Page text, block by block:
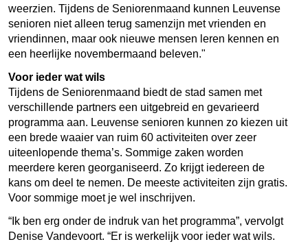
weerzien. Tijdens de Seniorenmaand kunnen Leuvense
senioren niet alleen terug samenzijn met vrienden en
vriendinnen, maar ook nieuwe mensen leren kennen en
een heerlijke novembermaand beleven."
Voor ieder wat wils
Tijdens de Seniorenmaand biedt de stad samen met
verschillende partners een uitgebreid en gevarieerd
programma aan. Leuvense senioren kunnen zo kiezen uit
een brede waaier van ruim 60 activiteiten over zeer
uiteenlopende thema’s. Sommige zaken worden
meerdere keren georganiseerd. Zo krijgt iedereen de
kans om deel te nemen. De meeste activiteiten zijn gratis.
Voor sommige moet je wel inschrijven.
“Ik ben erg onder de indruk van het programma”, vervolgt
Denise Vandevoort. “Er is werkelijk voor ieder wat wils.